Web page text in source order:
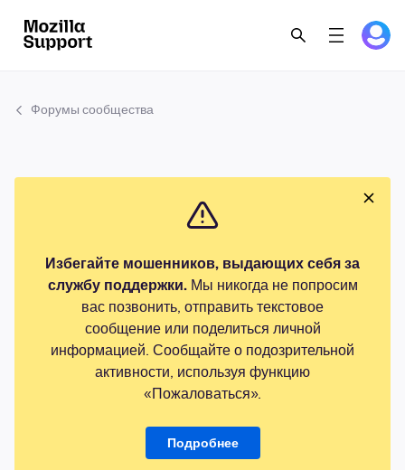
Форумы сообщества
Избегайте мошенников, выдающих себя за
службу поддержки.Мы никогда не попросим
вас позвонить, отправить текстовое
сообщение или поделиться личной
информацией. Сообщайте о подозрительной
активности, используя функцию
«Пожаловаться».
Подробнее